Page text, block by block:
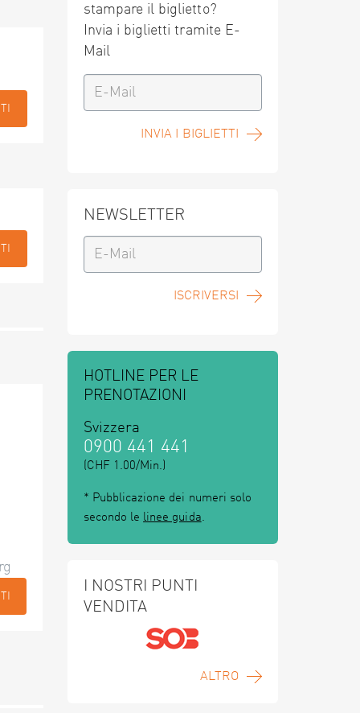
stampare il biglietto?
Invia i biglietti tramite E-
Mail
INVIA I BIGLIETTI
NEWSLETTER
ISCRIVERSI
HOTLINE PER LE
PRENOTAZIONI
Svizzera
0900 441 441
(CHF 1.00/Min.)
* Pubblicazione dei numeri solo
secondo le linee guida.
I NOSTRI PUNTI
VENDITA
ALTRO